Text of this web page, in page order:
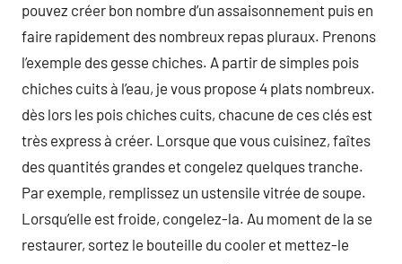
pouvez créer bon nombre d’un assaisonnement puis en
faire rapidement des nombreux repas pluraux. Prenons
l’exemple des gesse chiches. A partir de simples pois
chiches cuits à l’eau, je vous propose 4 plats nombreux.
dès lors les pois chiches cuits, chacune de ces clés est
très express à créer. Lorsque que vous cuisinez, faîtes
des quantités grandes et congelez quelques tranche.
Par exemple, remplissez un ustensile vitrée de soupe.
Lorsqu’elle est froide, congelez-la. Au moment de la se
restaurer, sortez le bouteille du cooler et mettez-le